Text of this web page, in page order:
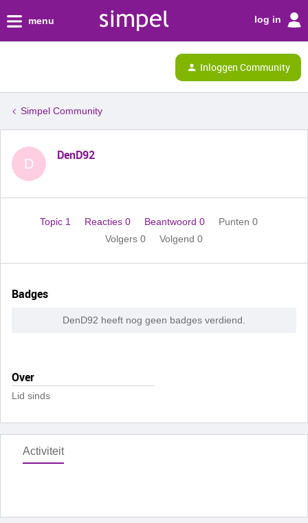
menu log in
Inloggen Community
Simpel Community
D
DenD92
Topic 1 Reacties 0 Beantwoord 0
Punten 0
Volgers 0 Volgend 0
Badges
DenD92 heeft nog geen badges verdiend.
Over
Lid sinds
Activiteit